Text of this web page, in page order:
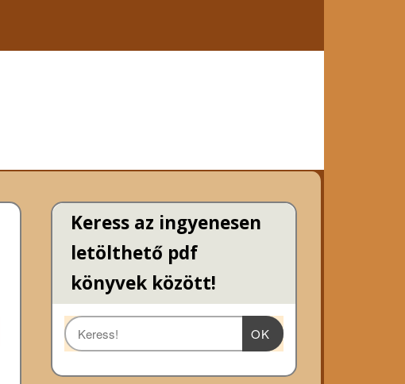
Keress az ingyenesen
letölthető pdf
könyvek között!
OK